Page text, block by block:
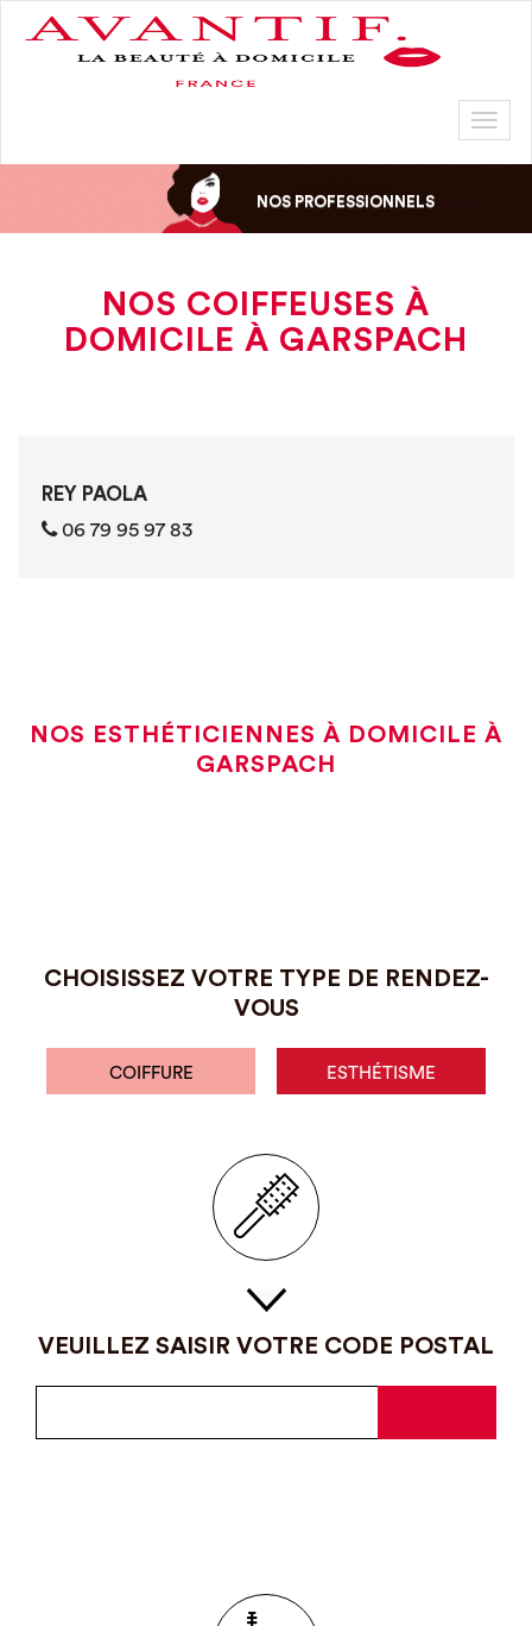
NOS PROFESSIONNELS
NOS COIFFEUSES À
DOMICILE À GARSPACH
REY PAOLA
06 79 95 97 83
NOS ESTHÉTICIENNES À DOMICILE À
GARSPACH
CHOISISSEZ VOTRE TYPE DE RENDEZ-
VOUS
COIFFURE ESTHÉTISME
VEUILLEZ SAISIR VOTRE CODE POSTAL